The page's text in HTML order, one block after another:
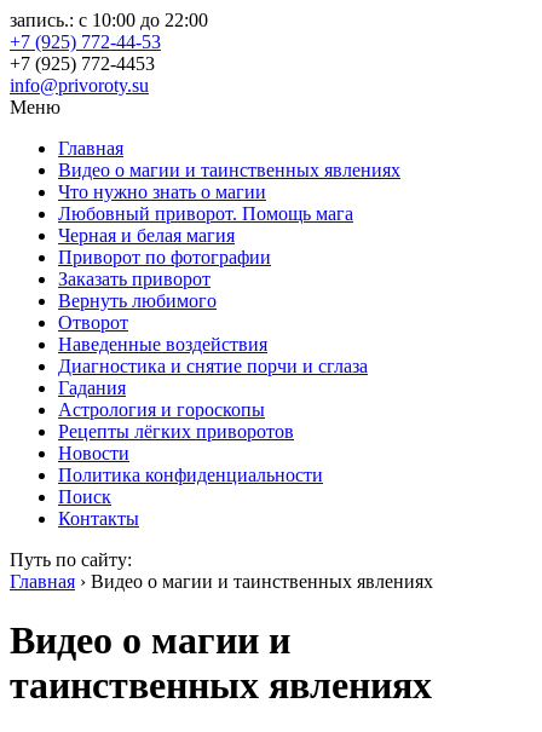
запись.: с 10:00 до 22:00
+7 (925) 772-44-53
+7 (925) 772-4453
info@privoroty.su
Меню
Главная
Видео о магии и таинственных явлениях
Что нужно знать о магии
Любовный приворот. Помощь мага
Черная и белая магия
Приворот по фотографии
Заказать приворот
Вернуть любимого
Отворот
Наведенные воздействия
Диагностика и снятие порчи и сглаза
Гадания
Астрология и гороскопы
Рецепты лёгких приворотов
Новости
Политика конфиденциальности
Поиск
Контакты
Путь по сайту:
Главная › Видео о магии и таинственных явлениях
Видео о магии и
таинственных явлениях